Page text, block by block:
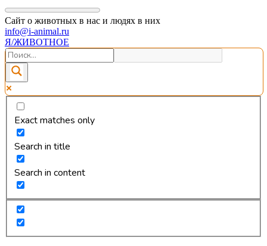
Сайт о животных в нас и людях в них
info@i-animal.ru
Я/ЖИВОТНОЕ
Exact matches only
Search in title
Search in content